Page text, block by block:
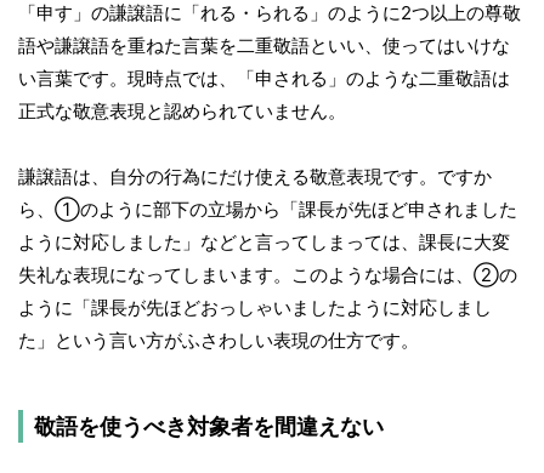
「申す」の謙譲語に「れる・られる」のように2つ以上の尊敬
語や謙譲語を重ねた言葉を二重敬語といい、使ってはいけな
い言葉です。現時点では、「申される」のような二重敬語は
正式な敬意表現と認められていません。
謙譲語は、自分の行為にだけ使える敬意表現です。ですか
ら、①のように部下の立場から「課長が先ほど申されました
ように対応しました」などと言ってしまっては、課長に大変
失礼な表現になってしまいます。このような場合には、②の
ように「課長が先ほどおっしゃいましたように対応しまし
た」という言い方がふさわしい表現の仕方です。
敬語を使うべき対象者を間違えない